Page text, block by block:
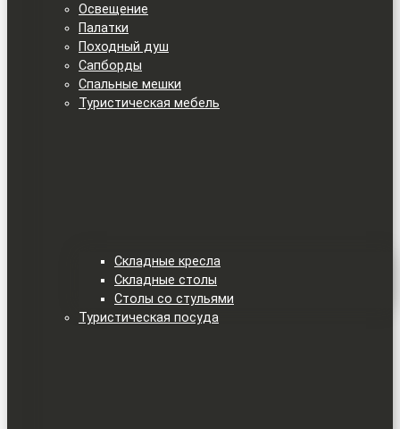
Освещение
Палатки
Походный душ
Сапборды
Спальные мешки
Туристическая мебель
Складные кресла
Складные столы
Столы со стульями
Туристическая посуда